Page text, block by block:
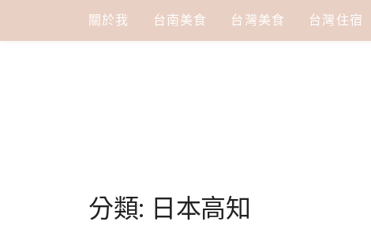
關於我 台南美食 台灣美食 台灣住宿
分類: 日本高知